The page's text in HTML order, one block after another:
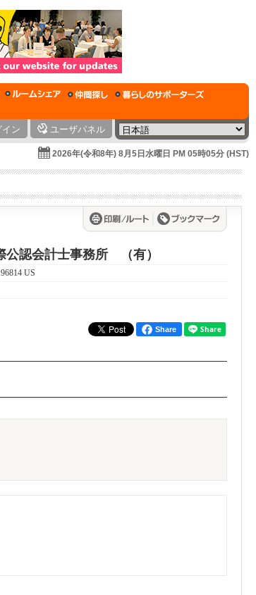
イン ユーザパネル
2026年(令和8年) 8月5日水曜日 PM 05時05分 (HST)
認会計士事務所 （有）
US
Share